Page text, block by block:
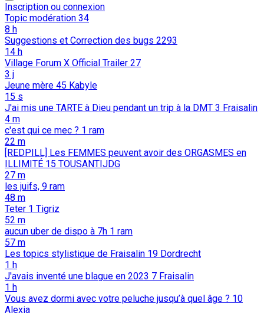
Inscription ou connexion
Topic modération 34
8 h
Suggestions et Correction des bugs 2293
14 h
Village Forum X Official Trailer 27
3 j
Jeune mère 45 Kabyle
15 s
J'ai mis une TARTE à Dieu pendant un trip à la DMT 3 Fraisalin
4 m
c'est qui ce mec ? 1 ram
22 m
[REDPILL] Les FEMMES peuvent avoir des ORGASMES en
ILLIMITÉ 15 TOUSANTIJDG
27 m
les juifs, 9 ram
48 m
Teter 1 Tigriz
52 m
aucun uber de dispo à 7h 1 ram
57 m
Les topics stylistique de Fraisalin 19 Dordrecht
1 h
J'avais inventé une blague en 2023 7 Fraisalin
1 h
Vous avez dormi avec votre peluche jusqu’à quel âge ? 10
Alexia